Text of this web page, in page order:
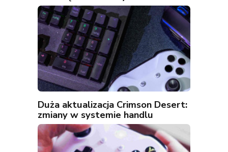
Duża aktualizacja Crimson Desert:
zmiany w systemie handlu